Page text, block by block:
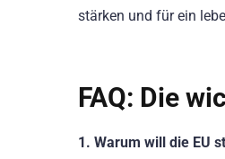
stärken und für ein
FAQ: Die
1. Warum will die EU